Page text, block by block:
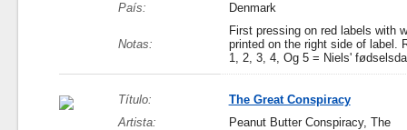
País:
Denmark
Notas:
First pressing on red labels with
printed on the right side of label.
1, 2, 3, 4, Og 5 = Niels'
Título:
The Great Conspiracy
Artista:
Peanut Butter Conspiracy, The